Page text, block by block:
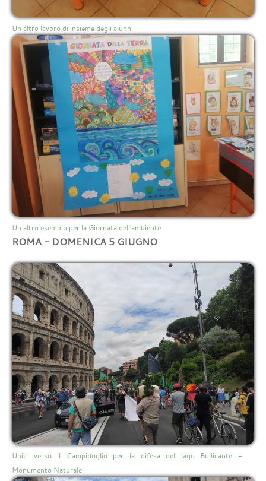
Un altro lavoro di insieme degli alunni
Un altro esempio per la Giornata dell'ambiente
ROMA - DOMENICA 5 GIUGNO
Uniti verso il Campidoglio per la difesa del lago Bullicante -
Monumento Naturale